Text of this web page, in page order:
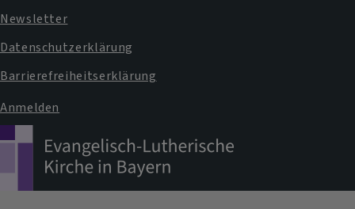
Newsletter
Datenschutzerklärung
Barrierefreiheitserklärung
Benutzermenü
Anmelden